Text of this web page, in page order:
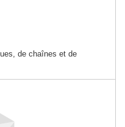
de chaînes et de